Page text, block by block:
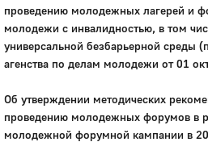
проведению молодежных лагерей и
молодежи с инвалидностью, в том
универсальной безбарьерной среды
агенства по делам молодежи от 01
Об утверждении методических
проведению молодежных форумов в
молодежной форумной кампании в